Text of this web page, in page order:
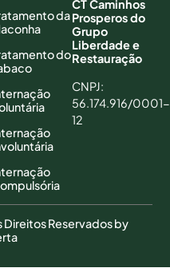
da
do
CT Caminhos
Prosperos do
Grupo
Liberdade e
Restauração
CNPJ:
56.174.916/0001-
12
Reservados by